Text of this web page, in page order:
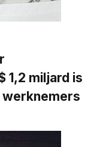
1,2 miljard is
werknemers